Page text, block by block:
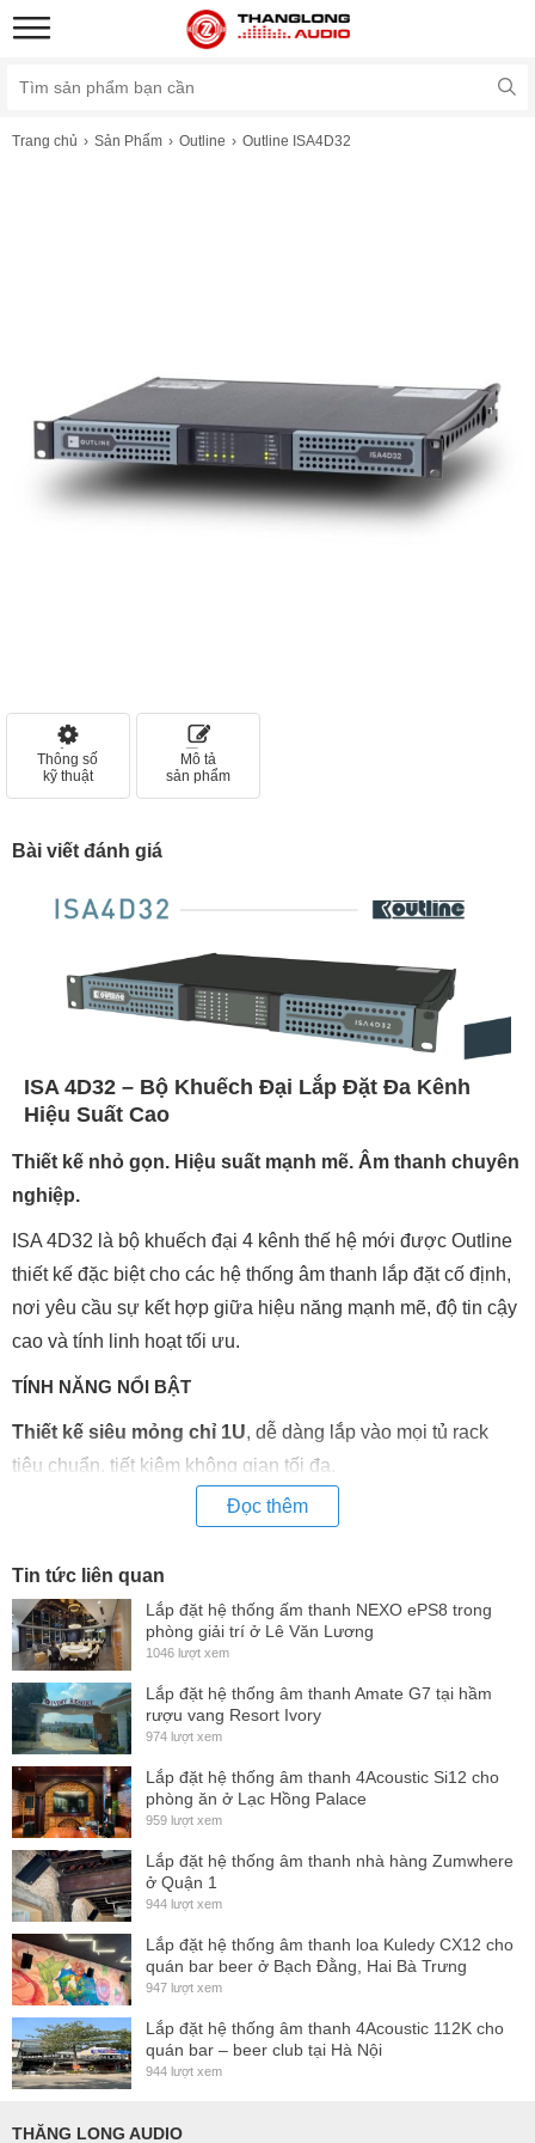
Trang chủ Sản Phẩm Outline Outline ISA4D32
Thông số
kỹ thuật
Mô tả
sản phẩm
Bài viết đánh giá
ISA 4D32 – Bộ Khuếch Đại Lắp Đặt Đa Kênh
Hiệu Suất Cao
Thiết kế nhỏ gọn. Hiệu suất mạnh mẽ. Âm thanh chuyên
nghiệp.
ISA 4D32 là bộ khuếch đại 4 kênh thế hệ mới được Outline
thiết kế đặc biệt cho các hệ thống âm thanh lắp đặt cố định,
nơi yêu cầu sự kết hợp giữa hiệu năng mạnh mẽ, độ tin cậy
cao và tính linh hoạt tối ưu.
TÍNH NĂNG NỔI BẬT
Thiết kế siêu mỏng chỉ 1U, dễ dàng lắp vào mọi tủ rack
tiêu chuẩn, tiết kiệm không gian tối đa.
, giữ nguyên tinh thần và tiêu chuẩn khắt
khe của các sản phẩm Outline.
Tương thích toàn cầu
điện từ 90 – 264 VAC, chịu được đỉnh đến 400 VAC.
Tiết kiệm điện năngnhờ công nghệ SRM (Smart Rails
Management) độc quyền.
Duy trì kết nối liên tục , kể cả ở chế độ chờ hoặc ngủ sâu
nhờ bộ nguồn phụ hiệu suất cao.
Linh hoạt cấu hình
, hỗ trợ cả tải trở kháng thấp (từ 2 Ω) lẫn
hệ thống truyền dẫn 70V/100V.
Tích hợp DSP mạnh mẽ
limiter, preset loa, điều khiển từ xa.
THÔNG SỐ KỸ THUẬT
Hiệu Năng:
Số kênh:4
Công suất (mỗi kênh):
800 W @ 2 Ω
Chế độ cầu (bridge):
Đọc thêm
Tin tức liên quan
Lắp đặt hệ thống ấm thanh NEXO ePS8 trong
phòng giải trí ở Lê Văn Lương
1046 lượt xem
Lắp đặt hệ thống âm thanh Amate G7 tại hầm
rượu vang Resort Ivory
974 lượt xem
Lắp đặt hệ thống âm thanh 4Acoustic Si12 cho
phòng ăn ở Lạc Hồng Palace
959 lượt xem
Lắp đặt hệ thống âm thanh nhà hàng Zumwhere
ở Quận 1
944 lượt xem
Lắp đặt hệ thống âm thanh loa Kuledy CX12 cho
quán bar beer ở Bạch Đằng, Hai Bà Trưng
947 lượt xem
Lắp đặt hệ thống âm thanh 4Acoustic 112K cho
quán bar – beer club tại Hà Nội
944 lượt xem
THĂNG LONG AUDIO